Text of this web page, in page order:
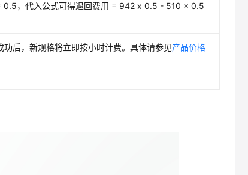
0.5，代入公式可得退回费用 = 942 x 0.5 - 510 x 0.5
功后，新规格将立即按小时计费。具体请参见产品价格